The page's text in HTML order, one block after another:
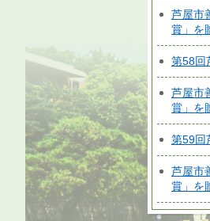
芦屋市
賞」を
第58回
芦屋市
賞」を
第59回
芦屋市
賞」を